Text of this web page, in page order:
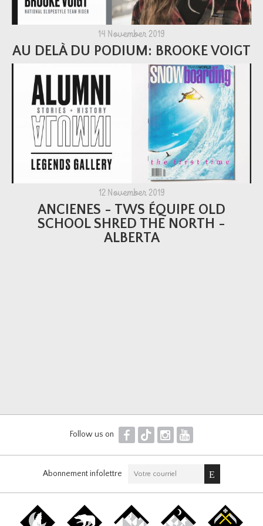
14 November 2019
AU DELÀ DU PODIUM: BROOKE VOIGT
12 November 2019
ANCIENES - TWS ÉQUIPE OLD
SCHOOL SHRED THE NORTH -
ALBERTA
Follow us on F T I Y
Abonnement infolettre